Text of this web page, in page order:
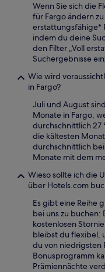
Wenn Sie sich die
für Fargo ändern
erstattungsfähige*
indem du deine
den Filter „Voll
Suchergebnisse
Wie wird
in Fargo?
Juli und August
Monate in Fargo,
durchschnittlich 27
die kältesten
durchschnittlich
Monate mit dem
Wieso sollte ich die
über Hotels.com
Es gibt eine Reihe
bei uns zu
kostenlosen
bleibst du flexibel,
du von niedrigsten
Bonusprogramm
Prämiennächte